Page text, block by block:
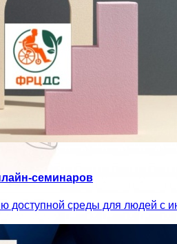
семинаров
среды для людей с